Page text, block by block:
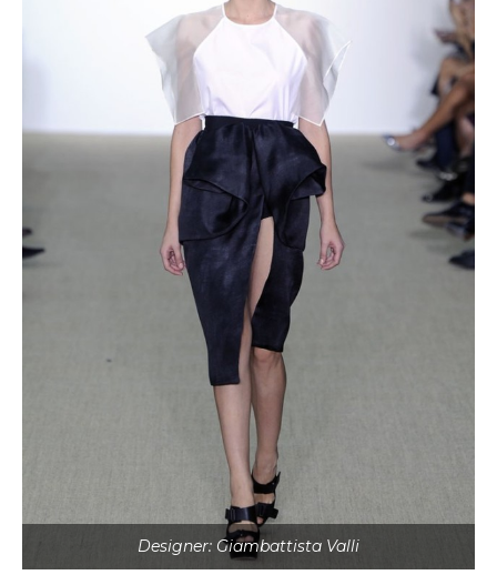
Designer: Giambattista Valli